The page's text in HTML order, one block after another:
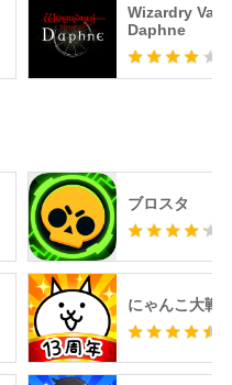
Wizardry
Daphne
ブロスタ
にゃんこ大戦